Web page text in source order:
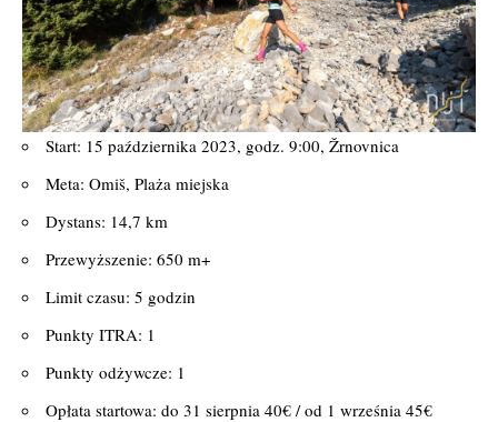
Start: 15 października 2023, godz. 9:00, Žrnovnica
Meta: Omiš, Plaża miejska
Dystans: 14,7 km
Przewyższenie: 650 m+
Limit czasu: 5 godzin
Punkty ITRA: 1
Punkty odżywcze: 1
Opłata startowa: do 31 sierpnia 40€ / od 1 września 45€